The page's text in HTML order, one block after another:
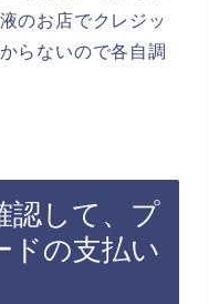
のお店でクレジッ
らないので各自調
認して、プ
ドの支払い